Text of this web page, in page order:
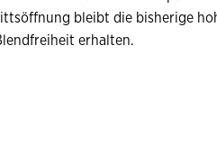
bleibt die bisherige
erhalten.